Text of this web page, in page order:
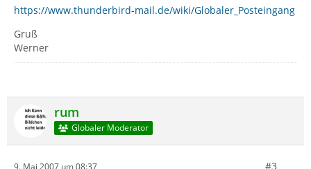
https://www.thunderbird-mail.de/wiki/Globaler_Posteingang
Gruß
Werner
rum
Globaler Moderator
9. Mai 2007 um 08:37 #3